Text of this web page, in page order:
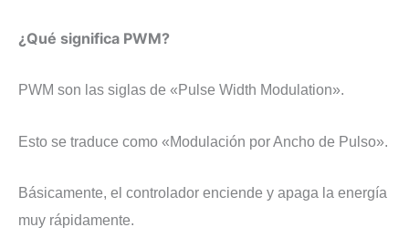
¿Qué significa PWM?
PWM son las siglas de «Pulse Width Modulation».
Esto se traduce como «Modulación por Ancho de Pulso».
Básicamente, el controlador enciende y apaga la energía
muy rápidamente.